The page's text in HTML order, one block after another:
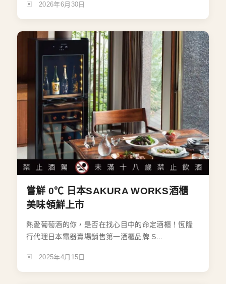
2026年6月30日
嘗鮮 0℃ 日本SAKURA WORKS酒櫃
美味領鮮上市
熱愛葡萄酒的你，是否在找心目中的命定酒櫃！恆隆
行代理日本電器賣場銷售第一酒櫃品牌 S...
2025年4月15日